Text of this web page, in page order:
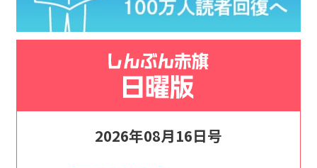
2026年08月16日号